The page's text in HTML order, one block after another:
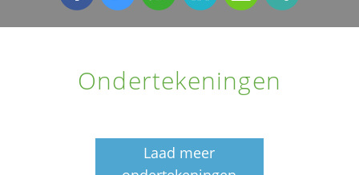
Ondertekeningen
Laad meer